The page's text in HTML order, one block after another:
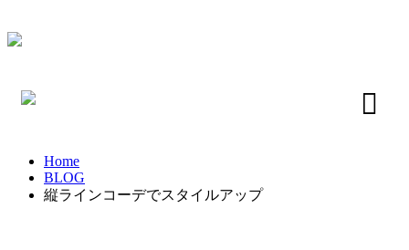
Home
BLOG
縦ラインコーデでスタイルアップ